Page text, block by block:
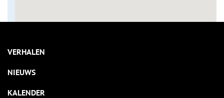
VERHALEN
NIEUWS
KALENDER